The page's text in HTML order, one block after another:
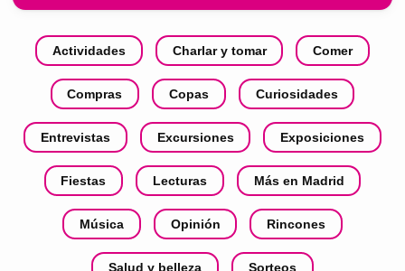
Actividades Charlar y tomar Comer
Compras Copas Curiosidades
Entrevistas Excursiones Exposiciones
Fiestas Lecturas Más en Madrid
Música Opinión Rincones
Salud y belleza Sorteos